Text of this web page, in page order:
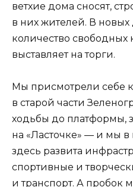
ветхие дома сносят,
в них жителей. В новых
количество свободных
выставляет на торги.
Мы присмотрели себе
в старой части
ходьбы до платформы,
на «Ласточке» — и мы
здесь развита
спортивные и
и транспорт. А пробок